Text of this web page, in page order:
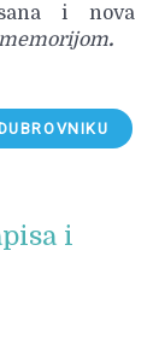
i nova
.
i